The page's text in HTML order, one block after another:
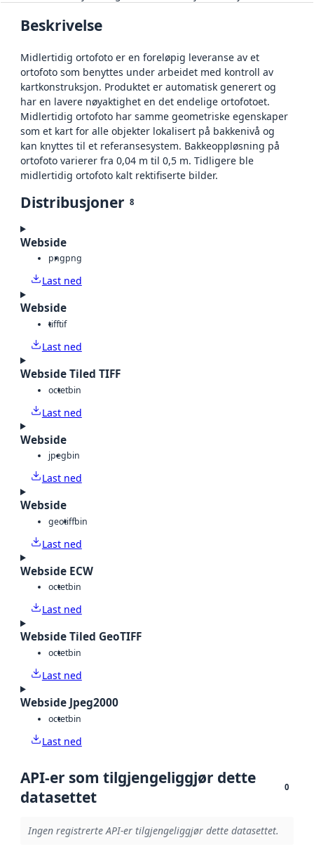
Beskrivelse
Midlertidig ortofoto er en foreløpig leveranse av et
ortofoto som benyttes under arbeidet med kontroll av
kartkonstruksjon. Produktet er automatisk generert og
har en lavere nøyaktighet en det endelige ortofotoet.
Midlertidig ortofoto har samme geometriske egenskaper
som et kart for alle objekter lokalisert på bakkenivå og
kan knyttes til et referansesystem. Bakkeoppløsning på
ortofoto varierer fra 0,04 m til 0,5 m. Tidligere ble
midlertidig ortofoto kalt rektifiserte bilder.
Distribusjoner 8
Webside
pngpng
Last ned
Webside
tifftif
Last ned
Webside Tiled TIFF
octetbin
Last ned
Webside
jpegbin
Last ned
Webside
geotiffbin
Last ned
Webside ECW
octetbin
Last ned
Webside Tiled GeoTIFF
octetbin
Last ned
Webside Jpeg2000
octetbin
Last ned
API-er som tilgjengeliggjør dette
datasettet
0
Ingen registrerte API-er tilgjengeliggjør dette datasettet.